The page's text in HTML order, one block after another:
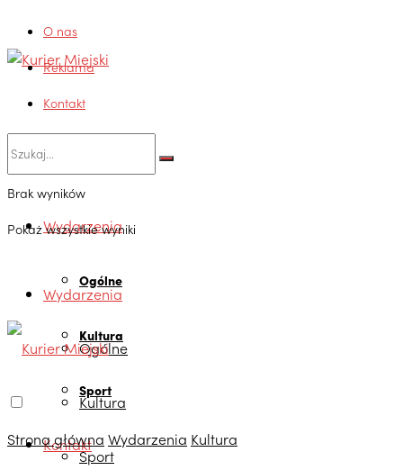
O nas
Reklama
Kontakt
Brak wyników
Pokaż wszystkie wyniki
Wydarzenia
Ogólne
Kultura
Sport
Kontakt
Wydarzenia
Ogólne
Kultura
Sport
Strona główna Wydarzenia Kultura